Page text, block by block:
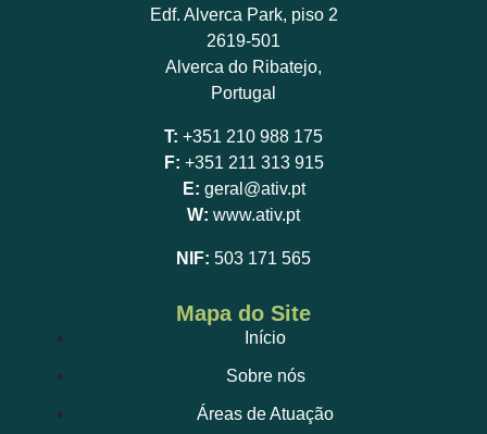
Edf. Alverca Park, piso 2
2619-501
Alverca do Ribatejo,
Portugal
T: +351 210 988 175
F: +351 211 313 915
E: geral@ativ.pt
W: www.ativ.pt
NIF: 503 171 565
Mapa do Site
Início
Sobre nós
Áreas de Atuação